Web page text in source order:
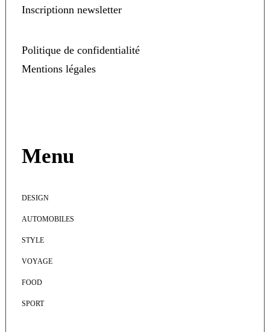
Inscriptionn newsletter
Politique de confidentialité
Mentions légales
Menu
DESIGN
AUTOMOBILES
STYLE
VOYAGE
FOOD
SPORT